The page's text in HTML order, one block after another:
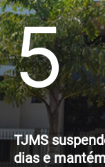
5
TJMS
dias e